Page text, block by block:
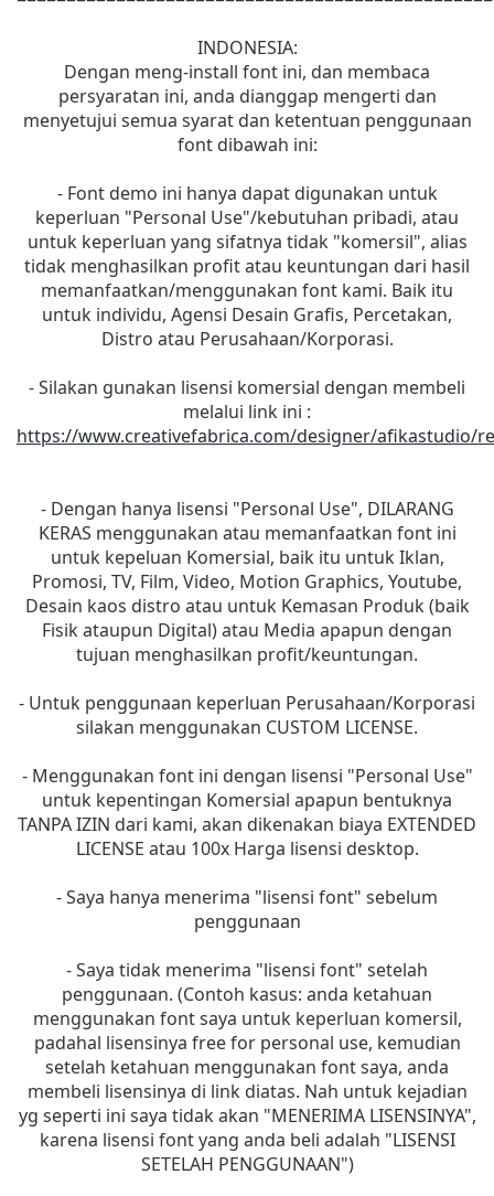
INDONESIA:
Dengan meng-install font ini, dan membaca
persyaratan ini, anda dianggap mengerti dan
menyetujui semua syarat dan ketentuan penggunaan
font dibawah ini:
- Font demo ini hanya dapat digunakan untuk
keperluan "Personal Use"/kebutuhan pribadi, atau
untuk keperluan yang sifatnya tidak "komersil", alias
tidak menghasilkan profit atau keuntungan dari hasil
memanfaatkan/menggunakan font kami. Baik itu
untuk individu, Agensi Desain Grafis, Percetakan,
Distro atau Perusahaan/Korporasi.
- Silakan gunakan lisensi komersial dengan membeli
melalui link ini :
https://www.creativefabrica.com/designer/afikastudio/
- Dengan hanya lisensi "Personal Use", DILARANG
KERAS menggunakan atau memanfaatkan font ini
untuk kepeluan Komersial, baik itu untuk Iklan,
Promosi, TV, Film, Video, Motion Graphics, Youtube,
Desain kaos distro atau untuk Kemasan Produk (baik
Fisik ataupun Digital) atau Media apapun dengan
tujuan menghasilkan profit/keuntungan.
- Untuk penggunaan keperluan Perusahaan/Korporasi
silakan menggunakan CUSTOM LICENSE.
- Menggunakan font ini dengan lisensi "Personal Use"
untuk kepentingan Komersial apapun bentuknya
TANPA IZIN dari kami, akan dikenakan biaya EXTENDED
LICENSE atau 100x Harga lisensi desktop.
- Saya hanya menerima "lisensi font" sebelum
penggunaan
- Saya tidak menerima "lisensi font" setelah
penggunaan. (Contoh kasus: anda ketahuan
menggunakan font saya untuk keperluan komersil,
padahal lisensinya free for personal use, kemudian
setelah ketahuan menggunakan font saya, anda
membeli lisensinya di link diatas. Nah untuk kejadian
yg seperti ini saya tidak akan "MENERIMA LISENSINYA",
karena lisensi font yang anda beli adalah "LISENSI
SETELAH PENGGUNAAN")